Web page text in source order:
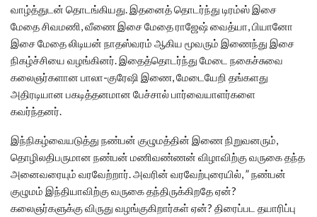
வாழ்த்துடன் தொடங்கியது. இதனைத் தொடர்ந்து டிரம்ஸ் இசை
மேதை சிவமணி, வீணை இசை மேதை ராஜேஷ் வைத்யா, பியானோ
இசை மேதை லிடியன் நாதஸ்வரம் ஆகிய மூவரும் இணைந்து இசை
நிகழ்ச்சியை வழங்கினர். இதைத்தொடர்ந்து மேடை நகைச்சுவை
கலைஞர்களான பாலா-குரேஷி இணை, மேடையேறி தங்களது
அதிரடியான பகடித்தனமான பேச்சால் பார்வையாளர்களை
கவர்ந்தனர்.
இந்நிகழ்வையடுத்து நண்பன் குழுமத்தின் இணை நிறுவனரும்,
தொழிலதிபருமான நண்பன் மணிவண்ணன் விழாவிற்கு வருகை தந்த
அனைவரையும் வரவேற்றார். அவரின் வரவேற்புரையில், ” நண்பன்
குழுமம் இந்தியாவிற்கு வருகை தந்திருக்கிறதே ஏன்?
கலைஞர்களுக்கு விருது வழங்குகிறார்கள் ஏன்? திரைப்பட தயாரிப்பு